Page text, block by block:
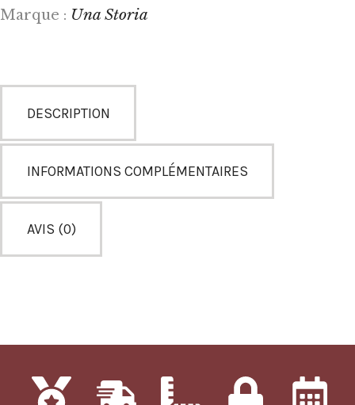
Marque : Una Storia
DESCRIPTION
INFORMATIONS COMPLÉMENTAIRES
AVIS (0)